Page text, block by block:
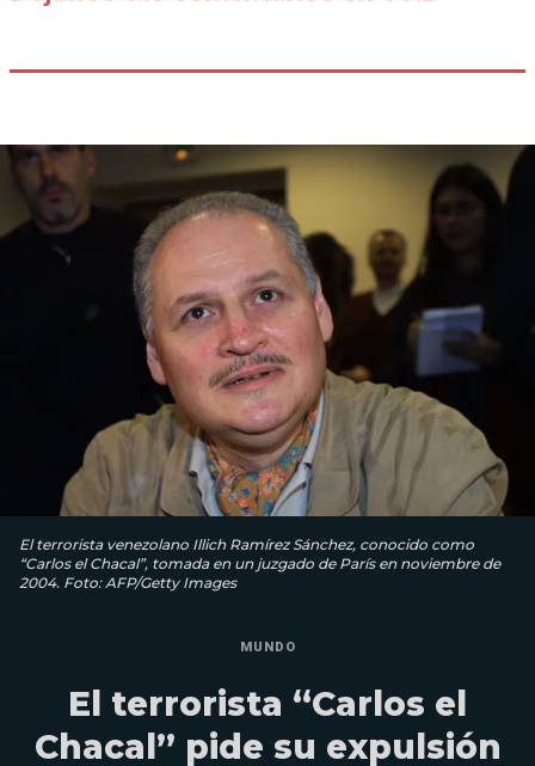
El terrorista venezolano Illich Ramírez Sánchez, conocido como
“Carlos el Chacal”, tomada en un juzgado de París en noviembre de
2004. Foto: AFP/Getty Images
MUNDO
El terrorista “Carlos el
Chacal” pide su expulsión